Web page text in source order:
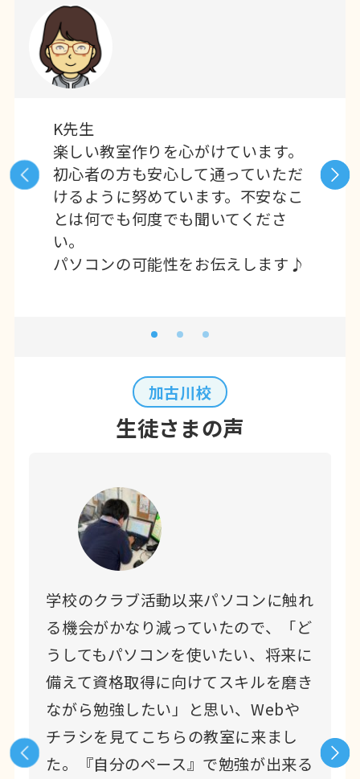
K先生
楽しい教室作りを心がけています。
初心者の方も安心して通っていただ
けるように努めています。不安なこ
とは何でも何度でも聞いてくださ
い。
パソコンの可能性をお伝えします♪
加古川校
生徒さまの声
学校のクラブ活動以来パソコンに触れ
る機会がかなり減っていたので、「ど
うしてもパソコンを使いたい、将来に
備えて資格取得に向けてスキルを磨き
ながら勉強したい」と思い、Webや
チラシを見てこちらの教室に来まし
た。『自分のペース』で勉強が出来る